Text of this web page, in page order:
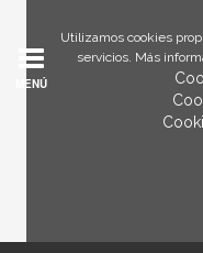
Utilizamos cookies
servicios. Más
MENÚ